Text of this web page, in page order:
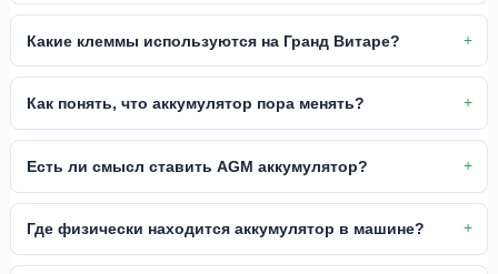
Какие клеммы используются на Гранд Витаре?
Как понять, что аккумулятор пора менять?
Есть ли смысл ставить AGM аккумулятор?
Где физически находится аккумулятор в машине?